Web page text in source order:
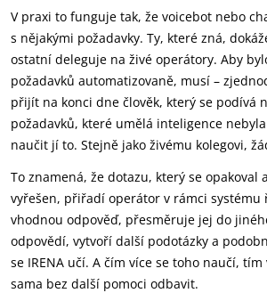
V praxi to funguje tak, že voicebot nebo
s nějakými požadavky. Ty, které zná,
ostatní deleguje na živé operátory. Aby
požadavků automatizovaně, musí –
přijít na konci dne člověk, který se podívá
požadavků, které umělá inteligence
naučit jí to. Stejně jako živému kolegovi,
To znamená, že dotazu, který se opakoval
vyřešen, přiřadí operátor v rámci
vhodnou odpověď, přesměruje jej do
odpovědí, vytvoří další podotázky a
se IRENA učí. A čím více se toho naučí,
sama bez další pomoci odbavit.